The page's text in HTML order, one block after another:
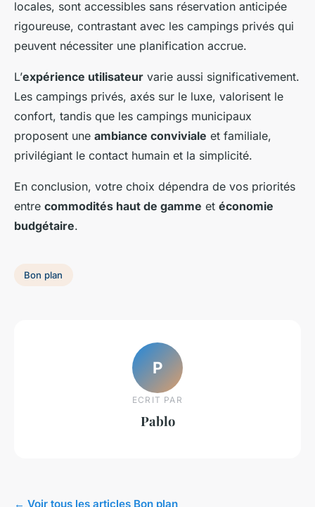
locales, sont accessibles sans réservation anticipée
rigoureuse, contrastant avec les campings privés qui
peuvent nécessiter une planification accrue.
L’expérience utilisateur varie aussi significativement.
Les campings privés, axés sur le luxe, valorisent le
confort, tandis que les campings municipaux
proposent une ambiance conviviale et familiale,
privilégiant le contact humain et la simplicité.
En conclusion, votre choix dépendra de vos priorités
entre commodités haut de gamme et économie
budgétaire.
Bon plan
P
ECRIT PAR
Pablo
← Voir tous les articles Bon plan